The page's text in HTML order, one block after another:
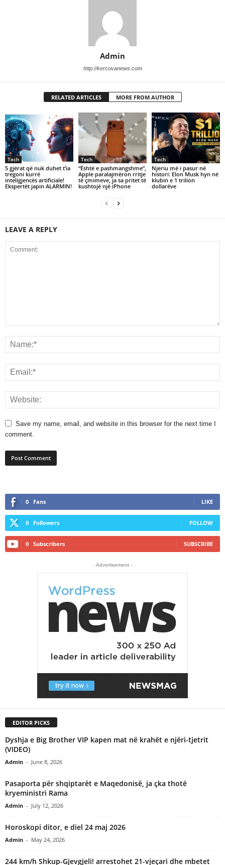
Admin
http://kercovanews.com
RELATED ARTICLES MORE FROM AUTHOR
Tech
5 gjërat që nuk duhet t’ia
tregoni kurrë
inteligjencës artificiale!
Ekspertët japin ALARMIN!
Tech
“Është e pashmangshme”,
Apple paralajmëron rritje
të çmimeve, ja sa pritet të
kushtojë një iPhone
Tech
Njeriu më i pasur në
histori: Elon Musk hyn në
klubin e 1 trilion
dollarëve
LEAVE A REPLY
Save my name, email, and website in this browser for the next time I
comment.
0 Fans LIKE
0 Followers FOLLOW
0 Subscribers SUBSCRIBE
- Advertisement -
EDITOR PICKS
Dyshja e Big Brother VIP kapen mat në krahët e njëri-tjetrit
(VIDEO)
Admin - June 8, 2026
Pasaporta për shqiptarët e Maqedonisë, ja çka thotë
kryeministri Rama
Admin - July 12, 2026
Horoskopi ditor, e diel 24 maj 2026
Admin - May 24, 2026
244 km/h Shkup-Gjevgjeli! arrestohet 21-vjeçari dhe mbetet